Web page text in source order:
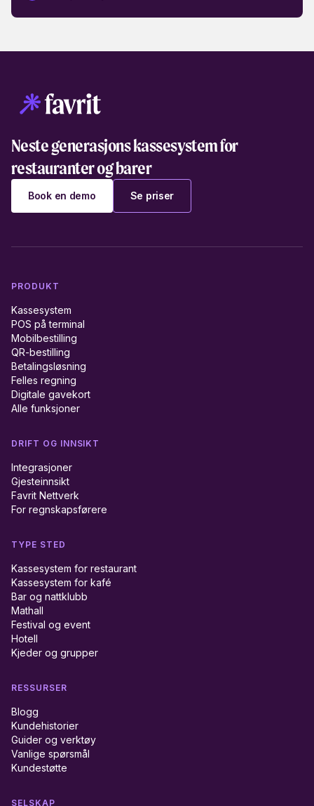
Neste generasjons kassesystem for
restauranter og barer
Book en demo Se priser
PRODUKT
Kassesystem
POS på terminal
Mobilbestilling
QR-bestilling
Betalingsløsning
Felles regning
Digitale gavekort
Alle funksjoner
DRIFT OG INNSIKT
Integrasjoner
Gjesteinnsikt
Favrit Nettverk
For regnskapsførere
TYPE STED
Kassesystem for restaurant
Kassesystem for kafé
Bar og nattklubb
Mathall
Festival og event
Hotell
Kjeder og grupper
RESSURSER
Blogg
Kundehistorier
Guider og verktøy
Vanlige spørsmål
Kundestøtte
SELSKAP